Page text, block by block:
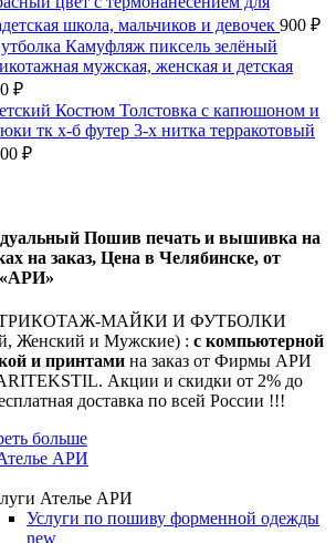
школа, мальчиков и девочек 900 ₽
Камуфляж пиксель зелёный
мужская, женская и детская
₽
Костюм Толстовка с капюшоном и
тк х-б футер 3-х нитка терракотовый
₽
Пошив печать и вышивка на
на заказ, Цена в Челябинске, от
МАЙКИ И ФУТБОЛКИ
Женский и Мужские) : с компьютерной
и принтами на заказ от Фирмы АРИ
Акции и скидки от 2% до
доставка по всей России !!!
больше
АРИ
Ателье АРИ
Услуги по пошиву форменной одежды
new